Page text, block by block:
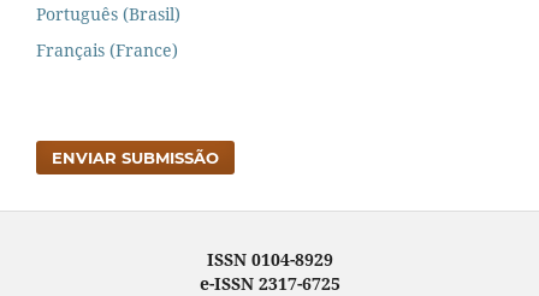
Português (Brasil)
Français (France)
ENVIAR SUBMISSÃO
ISSN 0104-8929
e-ISSN 2317-6725